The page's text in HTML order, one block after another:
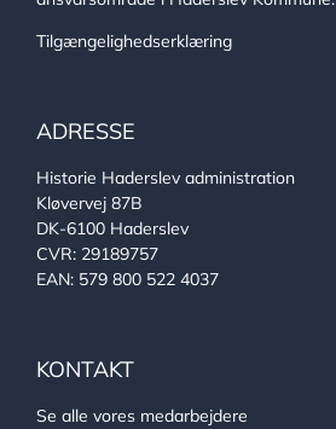
Tilgængelighedserklæring
ADRESSE
Historie Haderslev administration
Kløvervej 87B
DK-6100 Haderslev
CVR: 29189757
EAN: 579 800 522 4037
KONTAKT
Se alle vores medarbejdere